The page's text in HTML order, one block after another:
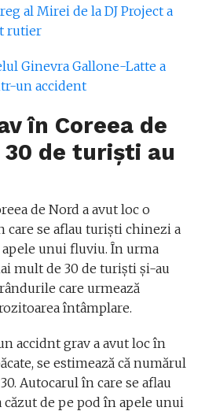
al Mirei de la DJ Project a
rutier
Ginevra Gallone-Latte a
un accident
în Coreea de
30 de turiști au
de Nord a avut loc o
care se aflau turiști chinezi a
unui fluviu. În urma
mult de 30 de turiști și-au
care urmează
întâmplare.
accidnt grav a avut loc în
se estimează că numărul
Autocarul în care se aflau
de pe pod în apele unui